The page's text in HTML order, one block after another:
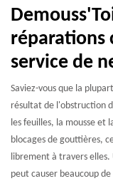
réparations
service de
Saviez-vous que la
résultat de l'obstruction
les feuilles, la mousse et
blocages de gouttières,
librement à travers elles.
peut causer beaucoup